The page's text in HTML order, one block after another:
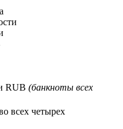
RUB (банкноты всех
всех четырех